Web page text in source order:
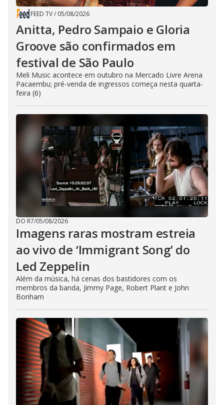
FEED TV/ 05/08/2026
Anitta, Pedro Sampaio e Gloria
Groove são confirmados em
festival de São Paulo
Meli Music acontece em outubro na Mercado Livre Arena
Pacaembu; pré-venda de ingressos começa nesta quarta-
feira (6)
DO R7/05/08/2026
Imagens raras mostram estreia
ao vivo de ‘Immigrant Song’ do
Led Zeppelin
Além da música, há cenas dos bastidores com os
membros da banda, Jimmy Page, Robert Plant e John
Bonham